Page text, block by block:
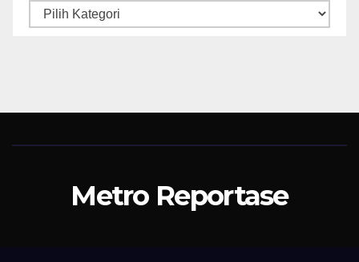
Kategori
Metro Reportase